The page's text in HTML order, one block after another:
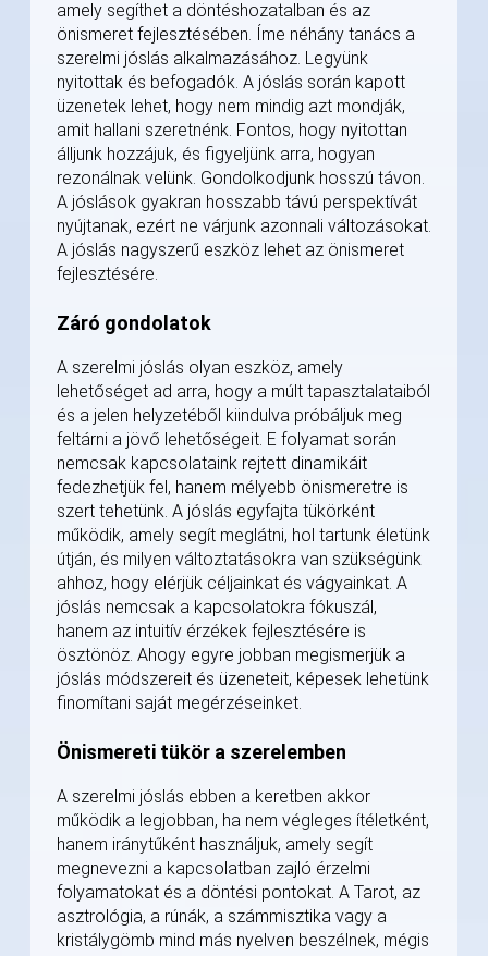
amely segíthet a döntéshozatalban és az
önismeret fejlesztésében. Íme néhány tanács a
szerelmi jóslás alkalmazásához. Legyünk
nyitottak és befogadók. A jóslás során kapott
üzenetek lehet, hogy nem mindig azt mondják,
amit hallani szeretnénk. Fontos, hogy nyitottan
álljunk hozzájuk, és figyeljünk arra, hogyan
rezonálnak velünk. Gondolkodjunk hosszú távon.
A jóslások gyakran hosszabb távú perspektívát
nyújtanak, ezért ne várjunk azonnali változásokat.
A jóslás nagyszerű eszköz lehet az önismeret
fejlesztésére.
Záró gondolatok
A szerelmi jóslás olyan eszköz, amely
lehetőséget ad arra, hogy a múlt tapasztalataiból
és a jelen helyzetéből kiindulva próbáljuk meg
feltárni a jövő lehetőségeit. E folyamat során
nemcsak kapcsolataink rejtett dinamikáit
fedezhetjük fel, hanem mélyebb önismeretre is
szert tehetünk. A jóslás egyfajta tükörként
működik, amely segít meglátni, hol tartunk életünk
útján, és milyen változtatásokra van szükségünk
ahhoz, hogy elérjük céljainkat és vágyainkat. A
jóslás nemcsak a kapcsolatokra fókuszál,
hanem az intuitív érzékek fejlesztésére is
ösztönöz. Ahogy egyre jobban megismerjük a
jóslás módszereit és üzeneteit, képesek lehetünk
finomítani saját megérzéseinket.
Önismereti tükör a szerelemben
A szerelmi jóslás ebben a keretben akkor
működik a legjobban, ha nem végleges ítéletként,
hanem iránytűként használjuk, amely segít
megnevezni a kapcsolatban zajló érzelmi
folyamatokat és a döntési pontokat. A Tarot, az
asztrológia, a rúnák, a számmisztika vagy a
kristálygömb mind más nyelven beszélnek, mégis